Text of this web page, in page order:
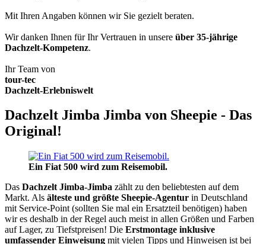
Mit Ihren Angaben können wir Sie gezielt beraten.
Wir danken Ihnen für Ihr Vertrauen in unsere über 35-jährige
Dachzelt-Kompetenz.
Ihr Team von
tour-tec
Dachzelt-Erlebniswelt
Dachzelt Jimba Jimba von Sheepie - Das
Original!
Ein Fiat 500 wird zum Reisemobil.
Das Dachzelt Jimba-Jimba zählt zu den beliebtesten auf dem
Markt. Als älteste und größte Sheepie-Agentur in Deutschland
mit Service-Point (sollten Sie mal ein Ersatzteil benötigen) haben
wir es deshalb in der Regel auch meist in allen Größen und Farben
auf Lager, zu Tiefstpreisen! Die Erstmontage inklusive
umfassender Einweisung mit vielen Tipps und Hinweisen ist bei